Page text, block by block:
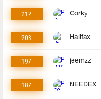
212 Corky
203 Halifax
197 jeemzz
187 NEEDEX